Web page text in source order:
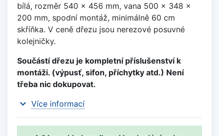
bílá, rozměr 540 x 456 mm, vana 500 x 348 x
200 mm, spodní montáž, minimálně 60 cm
skříňka. V ceně dřezu jsou nerezové posuvné
kolejničky.
Součástí dřezu je kompletní příslušenství k
montáži. (výpusť, sifon, příchytky atd.) Není
třeba nic dokupovat.
expand_more Více informací